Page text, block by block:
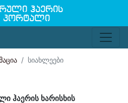
ჰაერის
პორტალი
სიახლეები
ჰაერის ხარისხის